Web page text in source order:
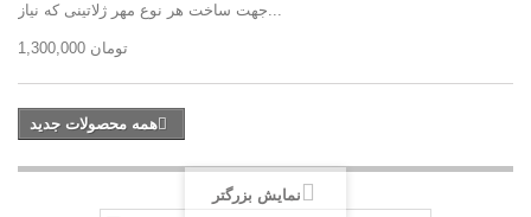
جهت ساخت هر نوع مهر ژلاتینی که نیاز...
1,300,000 تومان
همه محصولات جدید
نمایش بزرگتر